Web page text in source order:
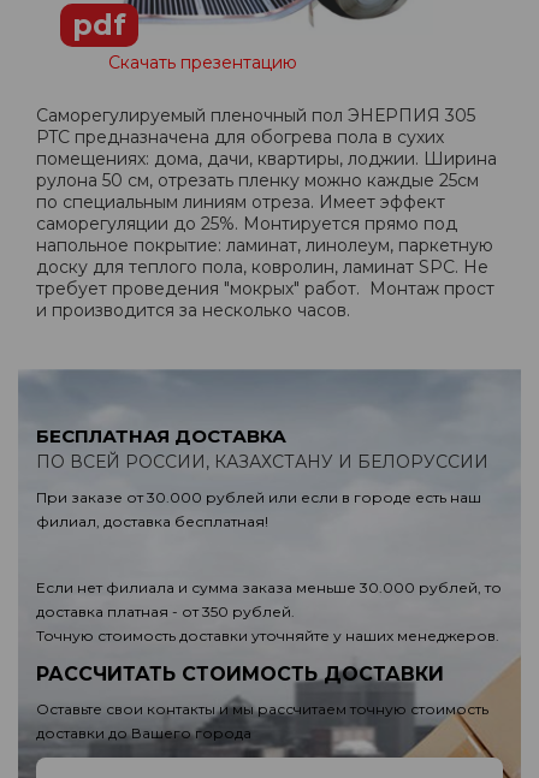
pdf
Скачать презентацию
Саморегулируемый пленочный пол ЭНЕРПИЯ 305
PTC предназначена для обогрева пола в сухих
помещениях: дома, дачи, квартиры, лоджии. Ширина
рулона 50 см, отрезать пленку можно каждые 25см
по специальным линиям отреза. Имеет эффект
саморегуляции до 25%. Монтируется прямо под
напольное покрытие: ламинат, линолеум, паркетную
доску для теплого пола, ковролин, ламинат SPC. Не
требует проведения "мокрых" работ. Монтаж прост
и производится за несколько часов.
БЕСПЛАТНАЯ ДОСТАВКА
ПО ВСЕЙ РОССИИ, КАЗАХСТАНУ И БЕЛОРУССИИ
При заказе от 30.000 рублей или если в городе есть наш
филиал, доставка бесплатная!
Если нет филиала и сумма заказа меньше 30.000 рублей, то
доставка платная - от 350 рублей.
Точную стоимость доставки уточняйте у наших менеджеров.
РАССЧИТАТЬ СТОИМОСТЬ ДОСТАВКИ
Оставьте свои контакты и мы рассчитаем точную стоимость
доставки до Вашего города